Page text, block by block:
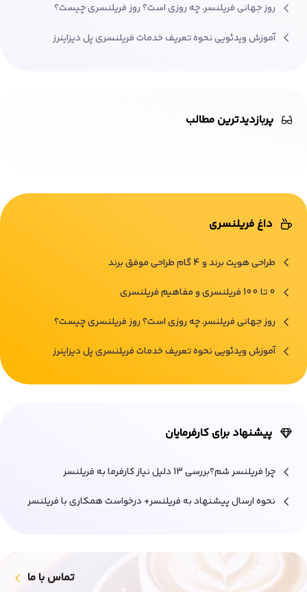
روز جهانی فریلنسر، چه روزی است؟ روز فریلنسری چیست؟
آموزش ویدئویی نحوه تعریف خدمات فریلنسری پل دیزاینرز
پربازدیدترین مطالب
داغ فریلنسری
طراحی هویت برند و 4 گام طراحی موفق برند
0 تا 100 فریلنسری و مفاهیم فریلنسری
روز جهانی فریلنسر، چه روزی است؟ روز فریلنسری چیست؟
آموزش ویدئویی نحوه تعریف خدمات فریلنسری پل دیزاینرز
پیشنهاد برای کارفرمایان
چرا فریلنسر شم؟بررسی 13 دلیل نیاز کارفرما به فریلنسر
نحوه ارسال پیشنهاد به فریلنسر+ درخواست همکاری با فریلنسر
تماس با ما